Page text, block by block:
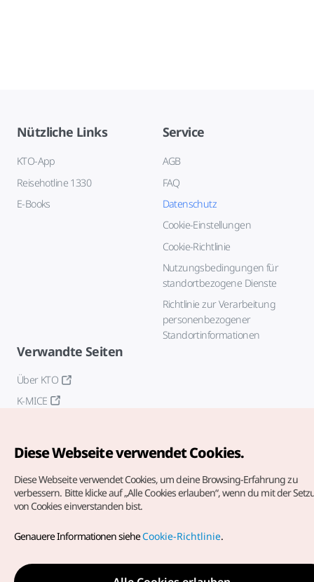
Nützliche Links
KTO-App
Reisehotline 1330
E-Books
Service
AGB
FAQ
Datenschutz
Cookie-Einstellungen
Cookie-Richtlinie
Nutzungsbedingungen für
standortbezogene Dienste
Richtlinie zur Verarbeitung
personenbezogener
Standortinformationen
Verwandte Seiten
Über KTO
K-MICE
vorbehalten.
dieoffizielle E-Mail-Adresse
german@knto.or.kr
Diese Webseite verwendet Cookies.
Diese Webseite verwendet Cookies, um deine Browsing-Erfahrung zu
verbessern. Bitte klicke auf „Alle Cookies erlauben“, wenn du mit der
von Cookies einverstanden bist.
Genauere Informationen sieheCookie-Richtlinie.